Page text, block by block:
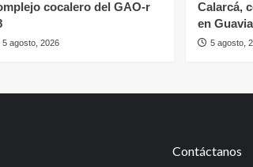
cocalero del GAO-r
5 agosto, 2026
Calarcá,
en
5 agosto,
Contáctanos